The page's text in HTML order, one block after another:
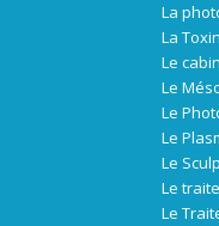
La
La
Le
Le
Le
Le
Le
Le
Le